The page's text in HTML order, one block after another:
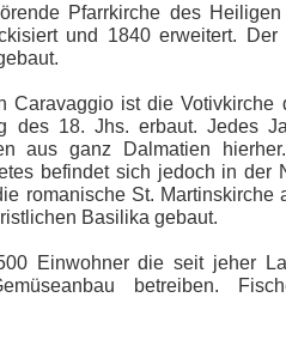
Pfarrkirche des
und 1840 erweitert. Der
Caravaggio ist die Votivkirche
des 18. Jhs. erbaut. Jedes
aus ganz Dalmatien
befindet sich jedoch in der
romanische St. Martinskirche
Basilika gebaut.
Einwohner die seit jeher
betreiben.